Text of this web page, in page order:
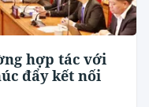
hợp tác với
đẩy kết nối